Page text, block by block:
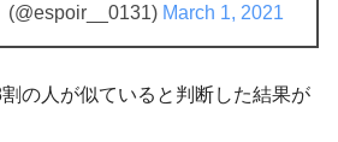
(@espoir__0131) March 1, 2021
の人が似ていると判断した結果が